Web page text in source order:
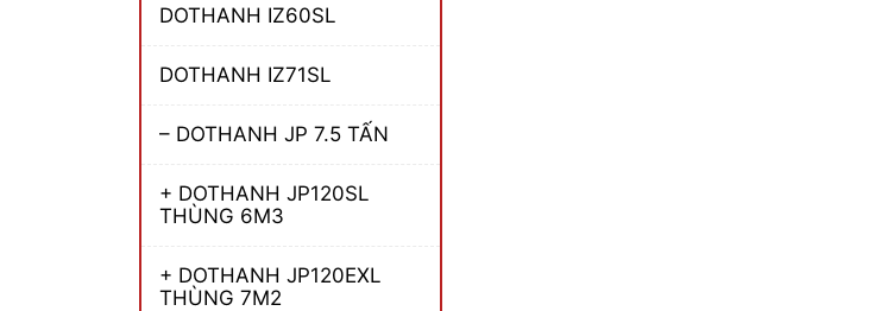
DOTHANH IZ60SL
DOTHANH IZ71SL
– DOTHANH JP 7.5 TẤN
+ DOTHANH JP120SL
THÙNG 6M3
+ DOTHANH JP120EXL
THÙNG 7M2